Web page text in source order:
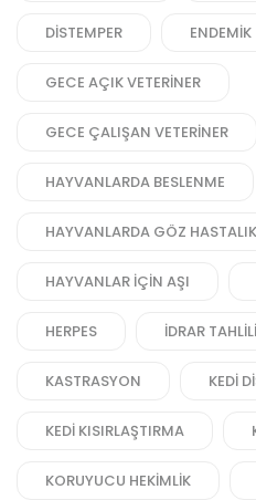
DISTEMPER ENDEMIK
GECE AÇIK VETERINER
GECE ÇALIŞAN VETERINER
HAYVANLARDA BESLENME
HAYVANLARDA GÖZ
HAYVANLAR IÇIN AŞI
HERPES IDRAR TAHLILI
KASTRASYON KEDI
KEDI KISIRLAŞTIRMA
KORUYUCU HEKIMLIK